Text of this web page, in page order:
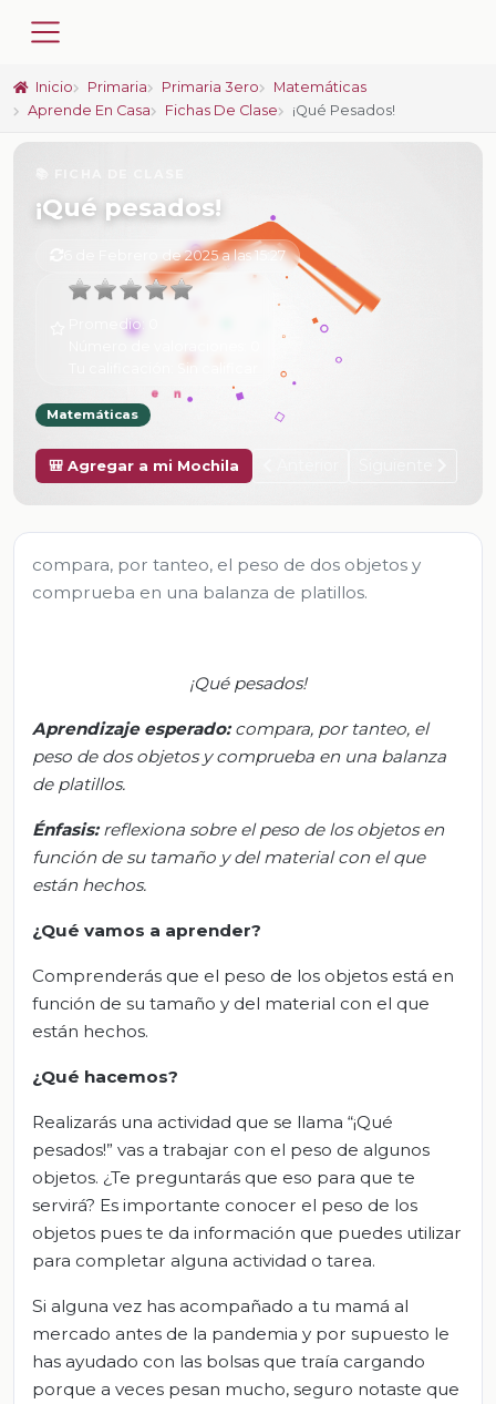
Inicio Primaria Primaria 3ero
Matemáticas
Aprende En Casa
Fichas De Clase ¡Qué Pesados!
¡Qué pesados!
6 de Febrero de 2025 a las 15:27
Promedio:
Sin calificar
Matemáticas
🎒 Agregar a mi Mochila
compara, por tanteo, el peso de dos objetos y
comprueba en una balanza de platillos.
¡Qué pesados!
Aprendizaje esperado: compara, por tanteo, el
peso de dos objetos y comprueba en una balanza
de platillos.
Énfasis: reflexiona sobre el peso de los objetos en
función de su tamaño y del material con el que
están hechos.
¿Qué vamos a aprender?
Comprenderás que el peso de los objetos está en
función de su tamaño y del material con el que
están hechos.
¿Qué hacemos?
Realizarás una actividad que se llama “¡Qué
pesados!” vas a trabajar con el peso de algunos
objetos. ¿Te preguntarás que eso para que te
servirá? Es importante conocer el peso de los
objetos pues te da información que puedes utilizar
para completar alguna actividad o tarea.
Si alguna vez has acompañado a tu mamá al
mercado antes de la pandemia y por supuesto le
has ayudado con las bolsas que traía cargando
porque a veces pesan mucho, seguro notaste que